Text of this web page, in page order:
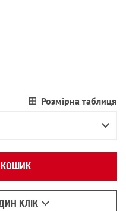
Розмірна таблиця
В залишку останній товар
КЛІК
OK